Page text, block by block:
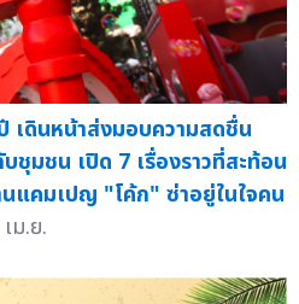
เดินหน้าส่งมอบความสดชื่น
มชน เปิด 7 เรื่องราวที่สะท้อน
แคมเปญ "โค้ก" ซ่าอยู่ในใจคน
ม.ย.